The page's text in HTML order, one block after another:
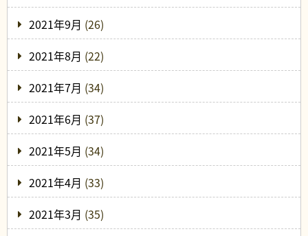
2021年9月 (26)
2021年8月 (22)
2021年7月 (34)
2021年6月 (37)
2021年5月 (34)
2021年4月 (33)
2021年3月 (35)